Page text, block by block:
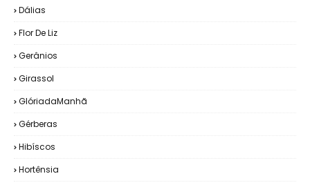
Dálias
Flor De Liz
Gerânios
Girassol
GlóriadaManhã
Gérberas
Hibíscos
Hortênsia